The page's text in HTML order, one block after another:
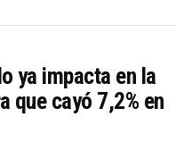
ya impacta en la
que cayó 7,2% en